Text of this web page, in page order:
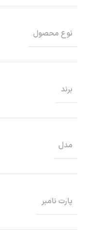
نوع محصول
برند
مدل
پارت نامبر